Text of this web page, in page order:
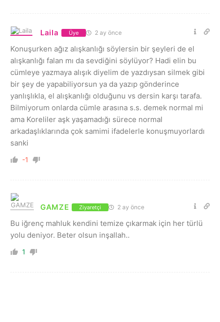
Laila Üye 2 ay önce
Konuşurken ağız alışkanlığı söylersin bir şeyleri de el
alışkanlığı falan mı da sevdiğini söylüyor? Hadi elin bu
cümleye yazmaya alışık diyelim de yazdıysan silmek gibi
bir şey de yapabiliyorsun ya da yazıp gönderince
yanlışlıkla, el alışkanlığı olduğunu vs dersin karşı tarafa.
Bilmiyorum onlarda cümle arasına s.s. demek normal mi
ama Koreliler aşk yaşamadığı sürece normal
arkadaşlıklarında çok samimi ifadelerle konuşmuyorlardı
sanki
-1
GAMZE Ziyaretçi 2 ay önce
Bu iğrenç mahluk kendini temize çıkarmak için her türlü
yolu deniyor. Beter olsun inşallah..
1